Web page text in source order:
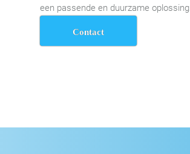
een passende en duurzame oplossing.
Contact